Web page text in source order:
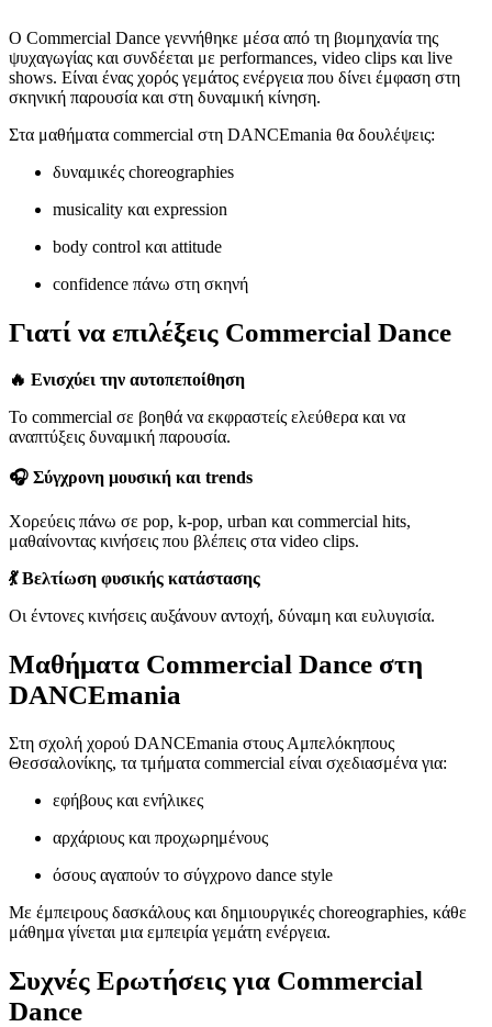
Ο Commercial Dance γεννήθηκε μέσα από τη βιομηχανία της
ψυχαγωγίας και συνδέεται με performances, video clips και live
shows. Είναι ένας χορός γεμάτος ενέργεια που δίνει έμφαση στη
σκηνική παρουσία και στη δυναμική κίνηση.
Στα μαθήματα commercial στη DANCEmania θα δουλέψεις:
δυναμικές choreographies
musicality και expression
body control και attitude
confidence πάνω στη σκηνή
Γιατί να επιλέξεις Commercial Dance
🔥 Ενισχύει την αυτοπεποίθηση
Το commercial σε βοηθά να εκφραστείς ελεύθερα και να
αναπτύξεις δυναμική παρουσία.
🎧 Σύγχρονη μουσική και trends
Χορεύεις πάνω σε pop, k-pop, urban και commercial hits,
μαθαίνοντας κινήσεις που βλέπεις στα video clips.
💃 Βελτίωση φυσικής κατάστασης
Οι έντονες κινήσεις αυξάνουν αντοχή, δύναμη και ευλυγισία.
Μαθήματα Commercial Dance στη
DANCEmania
Στη σχολή χορού DANCEmania στους Αμπελόκηπους
Θεσσαλονίκης, τα τμήματα commercial είναι σχεδιασμένα για:
εφήβους και ενήλικες
αρχάριους και προχωρημένους
όσους αγαπούν το σύγχρονο dance style
Με έμπειρους δασκάλους και δημιουργικές choreographies, κάθε
μάθημα γίνεται μια εμπειρία γεμάτη ενέργεια.
Συχνές Ερωτήσεις για Commercial
Dance